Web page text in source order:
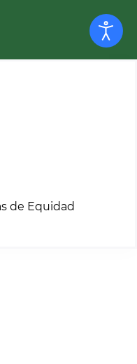
de Equidad